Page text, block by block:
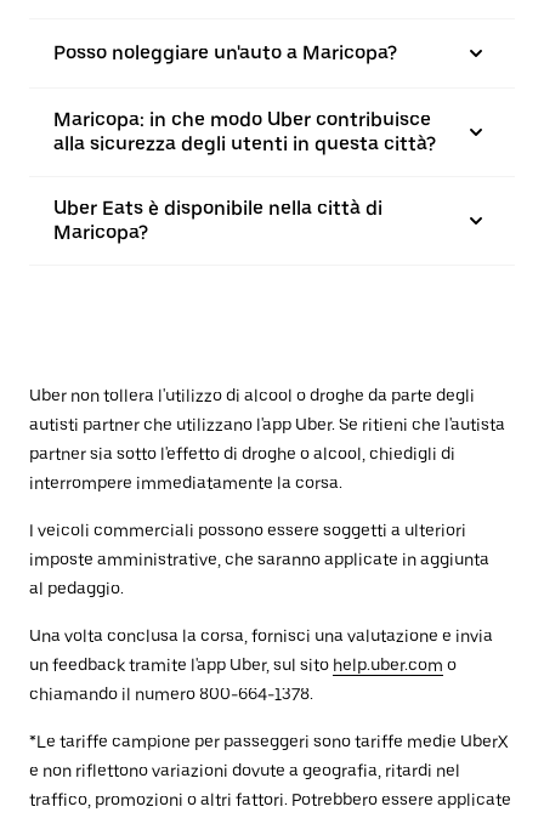
Posso noleggiare un'auto a Maricopa?
Maricopa: in che modo Uber contribuisce
alla sicurezza degli utenti in questa città?
Uber Eats è disponibile nella città di
Maricopa?
Uber non tollera l'utilizzo di alcool o droghe da parte degli
autisti partner che utilizzano l'app Uber. Se ritieni che l'autista
partner sia sotto l'effetto di droghe o alcool, chiedigli di
interrompere immediatamente la corsa.
I veicoli commerciali possono essere soggetti a ulteriori
imposte amministrative, che saranno applicate in aggiunta
al pedaggio.
Una volta conclusa la corsa, fornisci una valutazione e invia
un feedback tramite l'app Uber, sul sito help.uber.com o
chiamando il numero 800-664-1378.
*Le tariffe campione per passeggeri sono tariffe medie UberX
e non riflettono variazioni dovute a geografia, ritardi nel
traffico, promozioni o altri fattori. Potrebbero essere applicate